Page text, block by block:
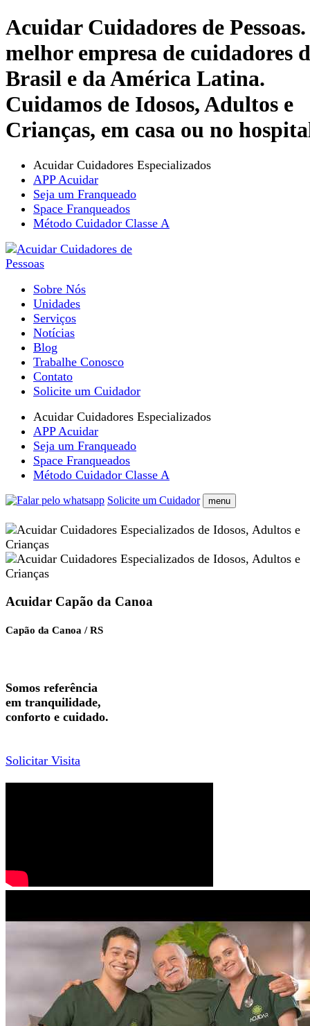
Acuidar Cuidadores de Pessoas.
melhor empresa de cuidadores
Brasil e da América Latina.
Cuidamos de Idosos, Adultos e
Crianças, em casa ou no
Acuidar Cuidadores Especializados
APP Acuidar
Seja um Franqueado
Space Franqueados
Método Cuidador Classe A
Sobre Nós
Unidades
Serviços
Notícias
Blog
Trabalhe Conosco
Contato
Solicite um Cuidador
Acuidar Cuidadores Especializados
APP Acuidar
Seja um Franqueado
Space Franqueados
Método Cuidador Classe A
Solicite um Cuidador menu
Acuidar Capão da Canoa
Capão da Canoa / RS
Somos referência
em tranquilidade,
conforto e cuidado.
Solicitar Visita